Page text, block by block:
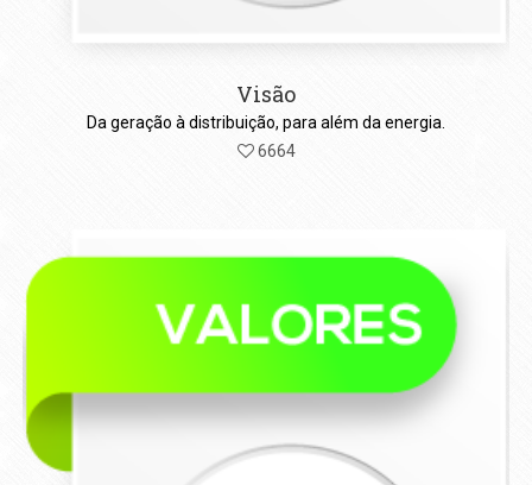
Visão
Da geração à distribuição, para além da energia.
6664